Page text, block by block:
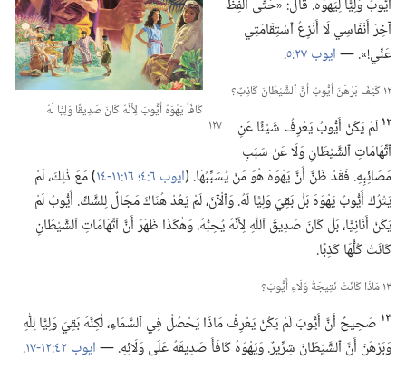
كَافَأَ يَهْوَهُ أَيُّوبَ لِأَنَّهُ كَانَ صَدِيقًا وَلِيًّا لَهُ
أَيُّوبُ وَلِيًّا لِيَهْوَهَ.‏ قَالَ:‏ «حَتَّى أَلْفِظَ
آخِرَ أَنْفَاسِي لَا أَنْزِعُ ٱسْتِقَامَتِي
عَنِّي!‏».‏ —‏ايوب ٢٧:‏٥ ‏.‏
١٢ كَيْفَ بَرْهَنَ أَيُّوبُ أَنَّ ٱلشَّيْطَانَ كَاذِبٌ؟‏
١٢ لَمْ يَكُنْ أَيُّوبُ يَعْرِفُ شَيْئًا عَنِ
ٱتِّهَامَاتِ ٱلشَّيْطَانِ وَلَا عَنْ سَبَبِ
مَصَائِبِهِ.‏ فَقَدْ ظَنَّ أَنَّ يَهْوَهَ هُوَ مَنْ يُسَبِّبُهَا.‏ (‏ايوب ٦:‏٤؛‏
‏)‏ مَعَ ذٰلِكَ،‏ لَمْ
يَتْرُكْ أَيُّوبُ يَهْوَهَ بَلْ بَقِيَ وَلِيًّا لَهُ.‏ وَٱلْآنَ،‏ لَمْ يَعُدْ هُنَاكَ مَجَالٌ لِلشَّكِّ.‏ أَيُّوبُ لَمْ
يَكُنْ أَنَانِيًّا،‏ بَلْ كَانَ صَدِيقَ ٱللّٰهِ لِأَنَّهُ يُحِبُّهُ.‏ وَهٰكَذَا ظَهَرَ أَنَّ ٱتِّهَامَاتِ ٱلشَّيْطَانِ
كَانَتْ كُلُّهَا كَذِبًا.‏
١٣ مَاذَا كَانَتْ نَتِيجَةُ وَلَاءِ أَيُّوبَ؟‏
١٣ صَحِيحٌ أَنَّ أَيُّوبَ لَمْ يَكُنْ يَعْرِفُ مَاذَا يَحْصُلُ فِي ٱلسَّمَاءِ،‏ لٰكِنَّهُ بَقِيَ وَلِيًّا لِلّٰهِ
وَبَرْهَنَ أَنَّ ٱلشَّيْطَانَ شِرِّيرٌ.‏ وَيَهْوَهُ كَافَأَ صَدِيقَهُ عَلَى وَلَائِهِ.‏ —‏ايوب ٤٢:‏١٢-‏١٧ ‏.‏